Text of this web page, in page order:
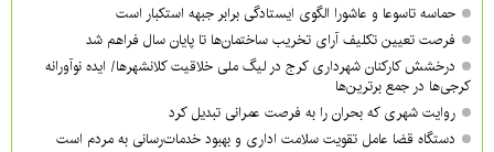
حماسه تاسوعا و عاشورا الگوی ایستادگی برابر جبهه استکبار است
فرصت تعیین تکلیف آرای تخریب ساختمان‌ها تا پایان سال فراهم شد
درخشش کارکنان شهرداری کرج در لیگ ملی خلاقیت کلانشهرها/ ایده نوآورانه
کرجی‌ها در جمع برترین‌ها
روایت شهری که بحران را به فرصت عمرانی تبدیل کرد
دستگاه قضا عامل تقویت سلامت اداری و بهبود خدمات‌رسانی به مردم است